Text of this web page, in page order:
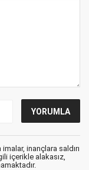
inançlara saldırı
içerikle alakasız,